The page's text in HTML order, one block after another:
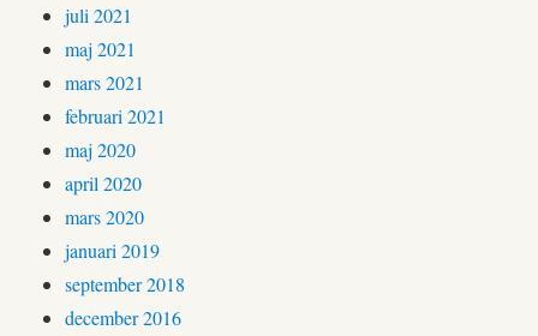
juli 2021
maj 2021
mars 2021
februari 2021
maj 2020
april 2020
mars 2020
januari 2019
september 2018
december 2016